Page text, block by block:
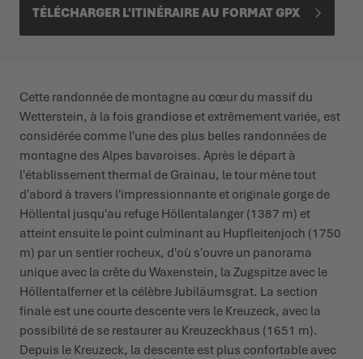
TÉLÉCHARGER L'ITINÉRAIRE AU FORMAT GPX
Cette randonnée de montagne au cœur du massif du
Wetterstein, à la fois grandiose et extrêmement variée, est
considérée comme l'une des plus belles randonnées de
montagne des Alpes bavaroises. Après le départ à
l'établissement thermal de Grainau, le tour mène tout
d'abord à travers l'impressionnante et originale gorge de
Höllental jusqu'au refuge Höllentalanger (1387 m) et
atteint ensuite le point culminant au Hupfleitenjoch (1750
m) par un sentier rocheux, d'où s'ouvre un panorama
unique avec la crête du Waxenstein, la Zugspitze avec le
Höllentalferner et la célèbre Jubiläumsgrat. La section
finale est une courte descente vers le Kreuzeck, avec la
possibilité de se restaurer au Kreuzeckhaus (1651 m).
Depuis le Kreuzeck, la descente est plus confortable avec